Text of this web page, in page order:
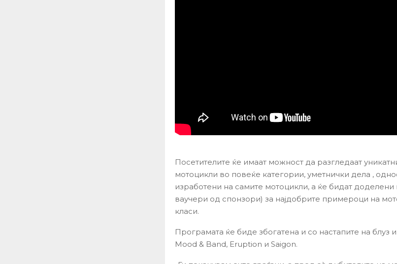
Посетителите ќе имаат можност да разгледаат
мотоцикли во повеќе категории, уметнички дела ,
изработени на самите мотоцикли, а ќе бидат
ваучери од спонзори) за најдобрите примероци на
класи.
Програмата ќе биде збогатена и со настапите на блуз
Mood & Band, Eruption и Saigon.